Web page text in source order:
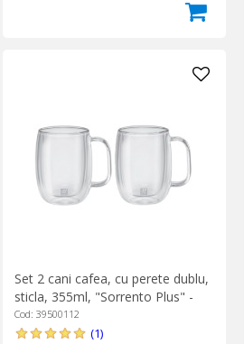
Set 2 cani cafea, cu perete dublu,
sticla, 355ml, "Sorrento Plus" -
Zwilling
Cod: 39500112
(1)